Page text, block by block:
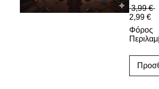
3,99 €
2,99 €
Φόρος